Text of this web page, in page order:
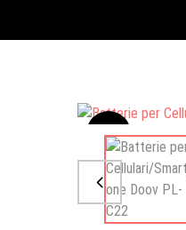
Sale